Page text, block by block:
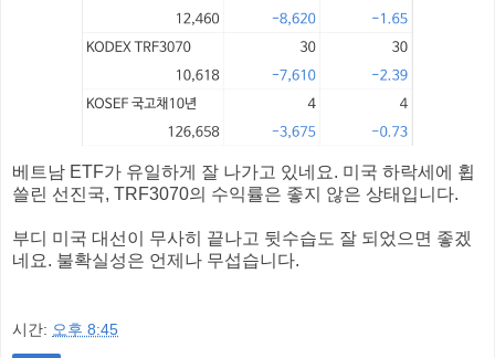
베트남 ETF가 유일하게 잘 나가고 있네요. 미국 하락세에 휩
쓸린 선진국, TRF3070의 수익률은 좋지 않은 상태입니다.
부디 미국 대선이 무사히 끝나고 뒷수습도 잘 되었으면 좋겠
네요. 불확실성은 언제나 무섭습니다.
시간: 오후 8:45